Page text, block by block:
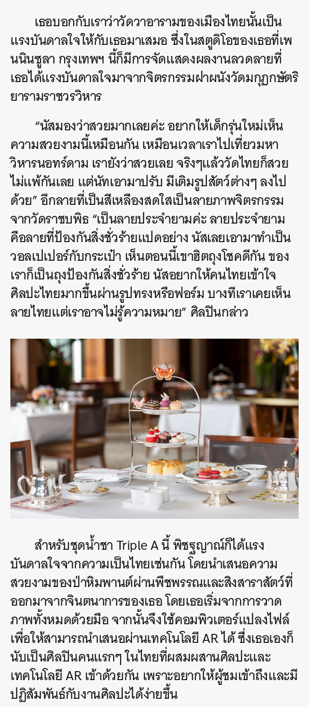
เธอบอกกับเราว่าวัดวาอารามของเมืองไทยนั้นเป็น
แรงบันดาลใจให้กับเธอมาเสมอ ซึ่งในสตูดิโอของเธอที่เพ
นนินซูลา กรุงเทพฯ นี้ก็มีการจัดแสดงผลงานลวดลายที่
เธอได้แรงบันดาลใจมาจากจิตรกรรมฝาผนังวัดมกุฏกษัตริ
ยารามราชวรวิหาร
“นัสมองว่าสวยมากเลยค่ะ อยากให้เด็กรุ่นใหม่เห็น
ความสวยงามนี้เหมือนกัน เหมือนเวลาเราไปเที่ยวมหา
วิหารนอทร์ดาม เรายังว่าสวยเลย จริงๆแล้ววัดไทยก็สวย
ไม่แพ้กันเลย แต่นัทเอามาปรับ มีเติมรูปสัตว์ต่างๆ ลงไป
ด้วย” อีกลายที่เป็นสีเหลืองสดใสเป็นลายภาพจิตรกรรม
จากวัดราชบพิธ “เป็นลายประจำยามค่ะ ลายประจำยาม
คือลายที่ป้องกันสิ่งชั่วร้ายแปดอย่าง นัสเลยเอามาทำเป็น
วอลเปเปอร์กับกระเป๋า เห็นตอนนี้เขาฮิตถุงโชคดีกัน ของ
เราก็เป็นถุงป้องกันสิ่งชั่วร้าย นัสอยากให้คนไทยเข้าใจ
ศิลปะไทยมากขึ้นผ่านรูปทรงหรือฟอร์ม บางทีเราเคยเห็น
ลายไทยแต่เราอาจไม่รู้ความหมาย” ศิลปินกล่าว
สำหรับชุดน้ำชา Triple A นี้พิชฐญาณ์ก็ได้แรง
บันดาลใจจากความเป็นไทยเช่นกัน โดยนำเสนอความ
สวยงามของป่าหิมพานต์ผ่านพืชพรรณและสิงสาราสัตว์ที่
ออกมาจากจินตนาการของเธอ โดยเธอเริ่มจากการวาด
ภาพทั้งหมดด้วยมือ จากนั้นจึงใช้คอมพิวเตอร์แปลงไฟล์
เพื่อให้สามารถนำเสนอผ่านเทคโนโลยี AR ได้ ซึ่งเธอเองก็
นับเป็นศิลปินคนแรกๆ ในไทยที่ผสมผสานศิลปะและ
เทคโนโลยี AR เข้าด้วยกัน เพราะอยากให้ผู้ชมเข้าถึงและมี
ปฏิสัมพันธ์กับงานศิลปะได้ง่ายขึ้น
SHARE TWEET LINE EMAIL